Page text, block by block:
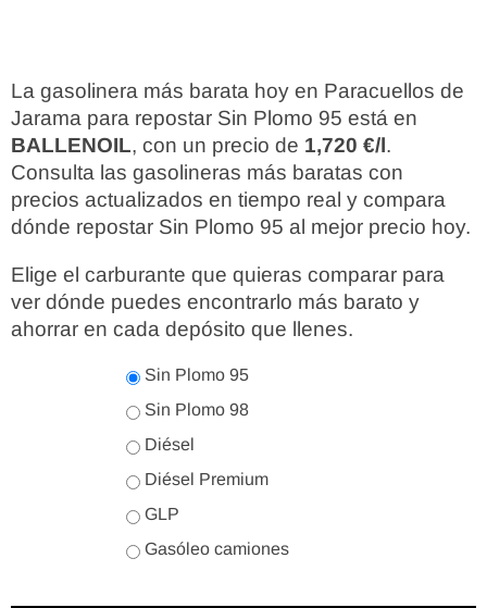
La gasolinera más barata hoy en Paracuellos de
Jarama para repostar Sin Plomo 95 está en
BALLENOIL, con un precio de 1,720 €/l.
Consulta las gasolineras más baratas con
precios actualizados en tiempo real y compara
dónde repostar Sin Plomo 95 al mejor precio hoy.
Elige el carburante que quieras comparar para
ver dónde puedes encontrarlo más barato y
ahorrar en cada depósito que llenes.
Sin Plomo 95
Sin Plomo 98
Diésel
Diésel Premium
GLP
Gasóleo camiones